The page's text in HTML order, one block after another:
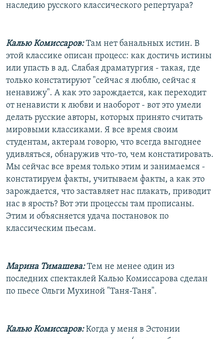
наследию русского классического репертуара?
Калью Комиссаров:Там нет банальных истин. В
этой классике описан процесс: как достичь истины
или упасть в ад. Слабая драматургия - такая, где
только констатируют "сейчас я люблю, сейчас я
ненавижу". А как это зарождается, как переходит
от ненависти к любви и наоборот - вот это умели
делать русские авторы, которых принято считать
мировыми классиками. Я все время своим
студентам, актерам говорю, что всегда выгоднее
удивляться, обнаружив что-то, чем констатировать.
Мы сейчас все время только этим и занимаемся -
констатируем факты, учитываем факты, а как это
зарождается, что заставляет нас плакать, приводит
нас в ярость? Вот эти процессы там прописаны.
Этим и объясняется удача постановок по
классическим пьесам.
Марина Тимашева:Тем не менее один из
последних спектаклей Калью Комиссарова сделан
по пьесе Ольги Мухиной "Таня-Таня".
Калью Комиссаров:Когда у меня в Эстонии